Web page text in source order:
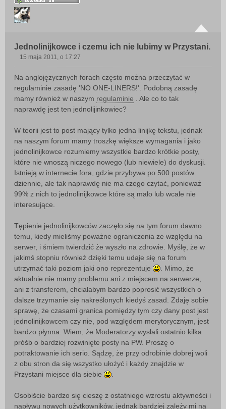
Jednolinijkowce i czemu ich nie lubimy w Przystani.
s
t
15 maja 2011, o 17:27
Na anglojęzycznych forach często można przeczytać w
regulaminie zasadę 'NO ONE-LINERS!'. Podobną zasadę
mamy również w naszym regulaminie . Ale co to tak
naprawdę jest ten jednolijinkowiec?
W teorii jest to post mający tylko jedna linijkę tekstu, jednak
na naszym forum mamy troszkę większe wymagania i jako
jednolinijkowce rozumiemy wszystkie bardzo krótkie posty,
które nie wnoszą niczego nowego (lub niewiele) do dyskusji.
Istnieją w internecie fora, gdzie przybywa po 500 postów
dziennie, ale tak naprawdę nie ma czego czytać, ponieważ
99% z nich to jednolinijkowce które są mało lub wcale nie
interesujące.
Tępienie jednolinijkowców zaczęło się na tym forum dawno
temu, kiedy mieliśmy poważne ograniczenia ze względu na
serwer, i śmiem twierdzić że wyszło na zdrowie. Myślę, że w
jakimś stopniu również dzięki temu udaje się na forum
utrzymać taki poziom jaki ono reprezentuje
. Mimo, że
aktualnie nie mamy problemu ani z miejscem na serwerze,
ani z transferem, chciałabym bardzo poprosić wszystkich o
dalsze trzymanie się nakreślonych kiedyś zasad. Zdaję sobie
sprawę, że czasami granica pomiędzy tym czy dany post jest
jednolinijkowcem czy nie, pod względem merytorycznym, jest
bardzo płynna. Wiem, że Moderatorzy wysłali ostatnio kilka
próśb o bardziej rozwinięte posty na PW. Proszę o
potraktowanie ich serio. Sądzę, że przy odrobinie dobrej woli
z obu stron da się wszystko ułożyć i każdy znajdzie w
Przystani miejsce dla siebie
Osobiście bardzo się cieszę z ostatniego wzrostu aktywności i
napływu nowych użytkowników, jednak bardziej zależy mi na